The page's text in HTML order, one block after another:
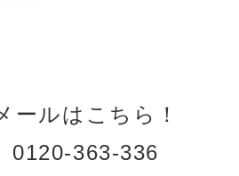
ールはこちら！
363-336